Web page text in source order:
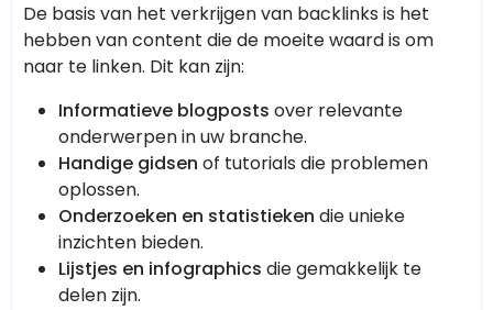
De basis van het verkrijgen van backlinks is het
hebben van content die de moeite waard is om
naar te linken. Dit kan zijn:
Informatieve blogposts over relevante
onderwerpen in uw branche.
Handige gidsen of tutorials die problemen
oplossen.
Onderzoeken en statistieken die unieke
inzichten bieden.
Lijstjes en infographics die gemakkelijk te
delen zijn.